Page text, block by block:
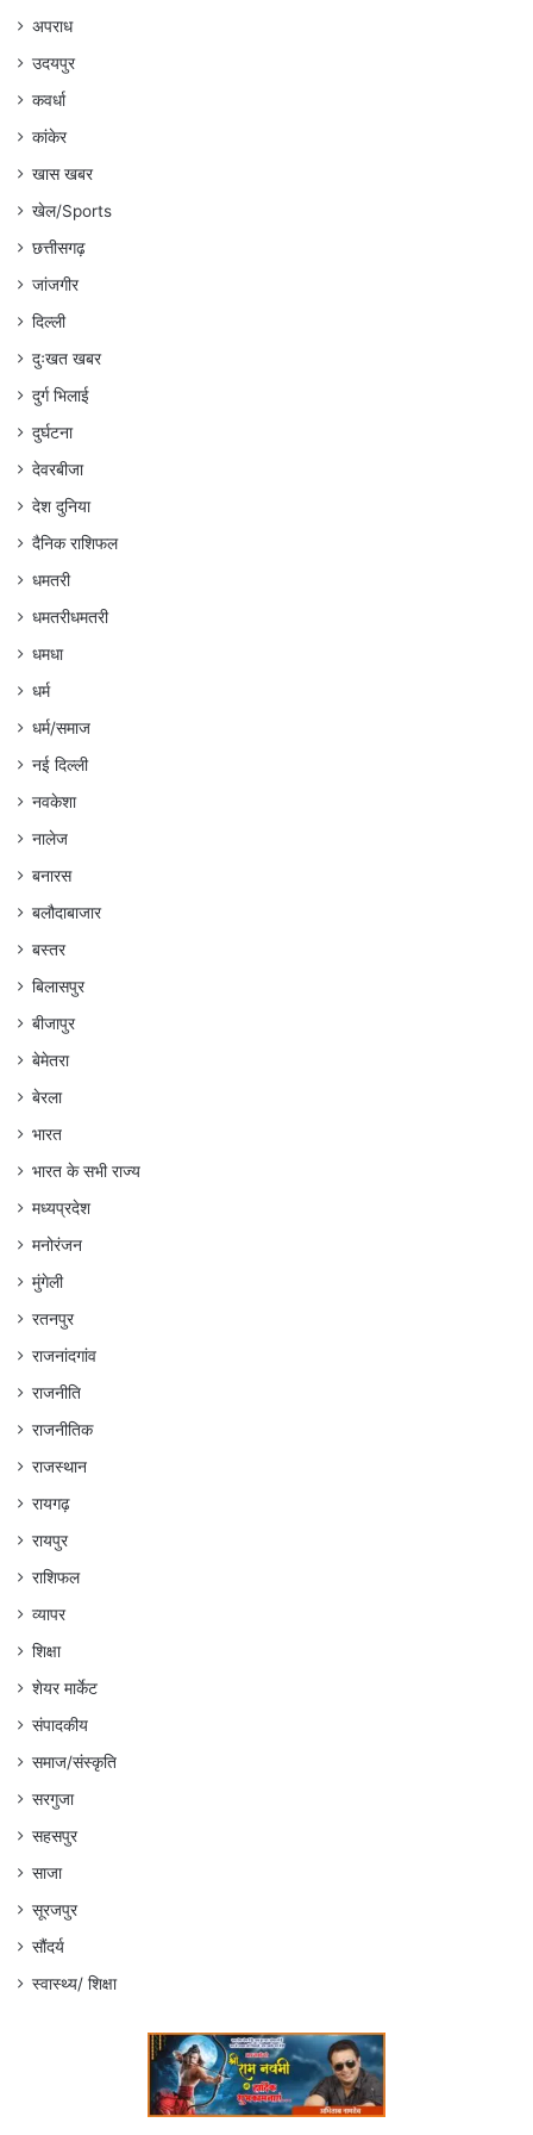
अपराध
उदयपुर
कवर्धा
कांकेर
खास खबर
खेल/Sports
छत्तीसगढ़
जांजगीर
दिल्ली
दुःखत खबर
दुर्ग भिलाई
दुर्घटना
देवरबीजा
देश दुनिया
दैनिक राशिफल
धमतरी
धमतरीधमतरी
धमधा
धर्म
धर्म/समाज
नई दिल्ली
नवकेशा
नालेज
बनारस
बलौदाबाजार
बस्तर
बिलासपुर
बीजापुर
बेमेतरा
बेरला
भारत
भारत के सभी राज्य
मध्यप्रदेश
मनोरंजन
मुंगेली
रतनपुर
राजनांदगांव
राजनीति
राजनीतिक
राजस्थान
रायगढ़
रायपुर
राशिफल
व्यापर
शिक्षा
शेयर मार्केट
संपादकीय
समाज/संस्कृति
सरगुजा
सहसपुर
साजा
सूरजपुर
सौंदर्य
स्वास्थ्य/ शिक्षा